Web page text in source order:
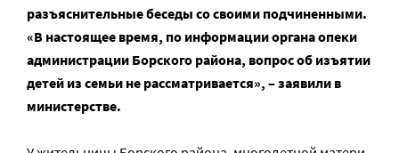
разъяснительные беседы со своими подчиненными.
«В настоящее время, по информации органа опеки
администрации Борского района, вопрос об изъятии
детей из семьи не рассматривается», – заявили в
министерстве.